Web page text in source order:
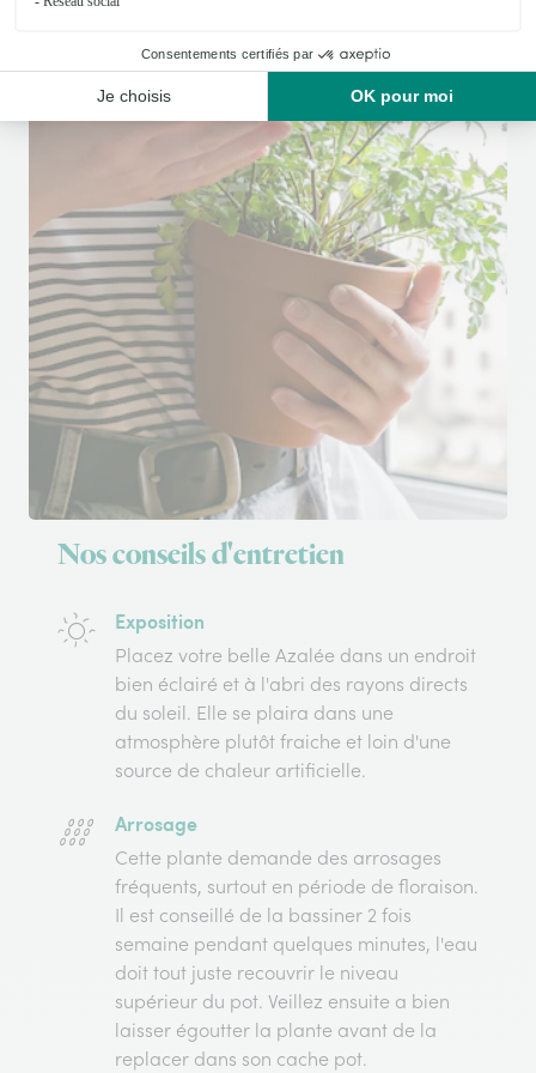
Nos conseils d'entretien
Exposition
Placez votre belle Azalée dans un endroit
bien éclairé et à l'abri des rayons directs
du soleil. Elle se plaira dans une
atmosphère plutôt fraiche et loin d'une
source de chaleur artificielle.
Arrosage
Cette plante demande des arrosages
fréquents, surtout en période de floraison.
Il est conseillé de la bassiner 2 fois
semaine pendant quelques minutes, l'eau
doit tout juste recouvrir le niveau
supérieur du pot. Veillez ensuite a bien
laisser égoutter la plante avant de la
replacer dans son cache pot.